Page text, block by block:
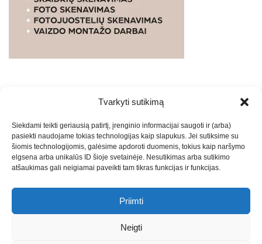
Tvarkyti sutikimą
Siekdami teikti geriausią patirtį, įrenginio informacijai saugoti ir (arba)
pasiekti naudojame tokias technologijas kaip slapukus. Jei sutiksime su
šiomis technologijomis, galėsime apdoroti duomenis, tokius kaip naršymo
elgsena arba unikalūs ID šioje svetainėje. Nesutikimas arba sutikimo
atšaukimas gali neigiamai paveikti tam tikras funkcijas ir funkcijas.
Priimti
Neigti
PASLAUGOS. SEO tekstų rašymas, turinio kūrimas,
straipsnių rašymas ir talpinimas į mūsų valdomas
svetaines.2026Armijai.LTTheme: Express News ByAdore
Themes.
Marketingo agentūra -Teisinės
-Saulius Narbutas